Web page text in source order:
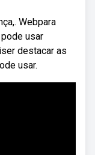
Webpara
usar
destacar as
usar.